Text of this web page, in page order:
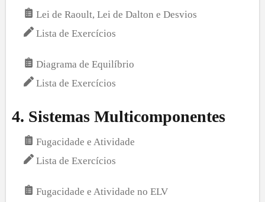
Lei de Raoult, Lei de Dalton e Desvios
Lista de Exercícios
Diagrama de Equilíbrio
Lista de Exercícios
4. Sistemas Multicomponentes
Fugacidade e Atividade
Lista de Exercícios
Fugacidade e Atividade no ELV